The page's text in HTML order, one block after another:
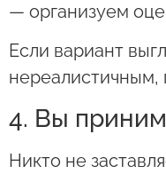
— организуем
Если вариант
нереалистичным,
4. Вы
Никто не